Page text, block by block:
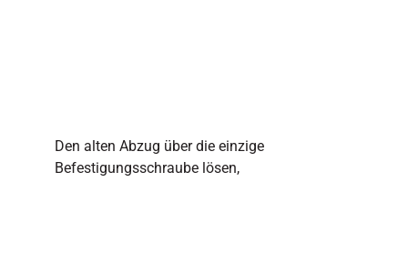
Den alten Abzug über die einzige
Befestigungsschraube lösen,